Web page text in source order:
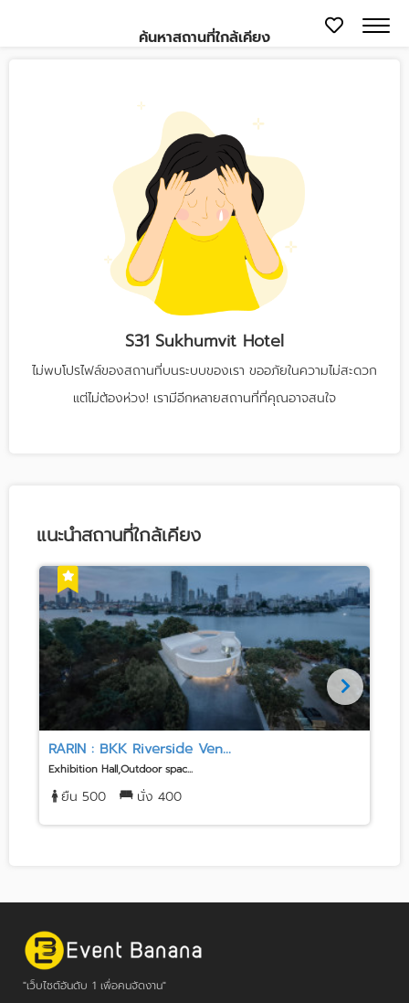
S31 Sukhumvit Hotel
ไม่พบโปรไฟล์ของสถานที่บนระบบของเรา ขออภัยในความไม่สะดวก
แต่ไม่ต้องห่วง! เรามีอีกหลายสถานที่ที่คุณอาจสนใจ
ค้นหาสถานที่ใกล้เคียง
แนะนำสถานที่ใกล้เคียง
RARIN : BKK Riverside Ven...
Exhibition Hall,Outdoor spac...
ยืน 500 นั่ง 400
"เว็บไซต์อันดับ 1 เพื่อคนจัดงาน"